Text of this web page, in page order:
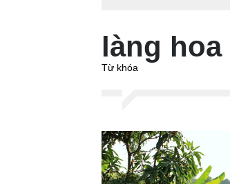
làng
Từ khóa